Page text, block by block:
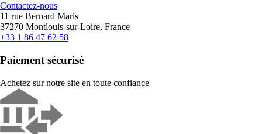
Contactez-nous
11 rue Bernard Maris
37270 Montlouis-sur-Loire, France
+33 1 86 47 62 58
Paiement sécurisé
Achetez sur notre site en toute confiance